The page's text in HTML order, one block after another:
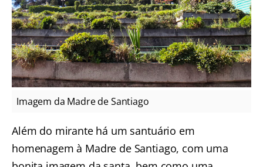
Imagem da Madre de Santiago
Além do mirante há um santuário em
homenagem à Madre de Santiago, com uma